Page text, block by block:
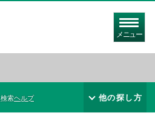
メニュー
検索ヘルプ 他の探し方